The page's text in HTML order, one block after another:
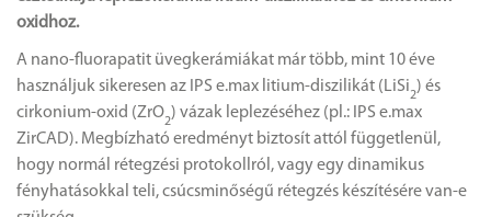
oxidhoz.
A nano-fluorapatit üvegkerámiákat már több, mint 10 éve
használjuk sikeresen az IPS e.max litium-diszilikát (LiSi
2
) és
cirkonium-oxid (ZrO
2
) vázak leplezéséhez (pl.: IPS e.max
ZirCAD). Megbízható eredményt biztosít attól függetlenül,
hogy normál rétegzési protokollról, vagy egy dinamikus
fényhatásokkal teli, csúcsminőségű rétegzés készítésére van-e